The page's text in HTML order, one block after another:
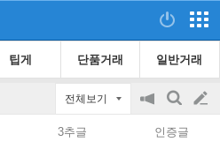
팁게 단품거래 일반거래
전체보기
공
검
색
글
3추글 인증글